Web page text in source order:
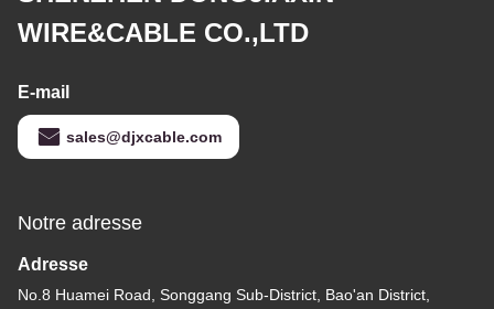
WIRE&CABLE CO.,LTD
E-mail
sales@djxcable.com
Notre adresse
Adresse
No.8 Huamei Road, Songgang Sub-District, Bao'an District,